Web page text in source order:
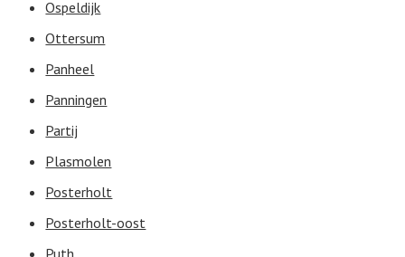
Ospeldijk
Ottersum
Panheel
Panningen
Partij
Plasmolen
Posterholt
Posterholt-oost
Puth